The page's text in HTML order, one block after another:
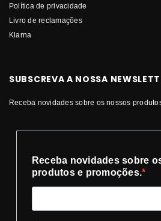
Política de privacidade
Livro de reclamações
Klarna
SUBSCREVA A NOSSA
Receba novidades sobre os nossos
Receba novidades sobre
produtos e promoções.